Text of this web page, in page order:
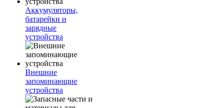
Аккумуляторы,
батарейки и
зарядные
устройства
Внешние
запоминающие
устройства